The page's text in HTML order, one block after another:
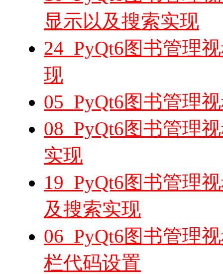
显示以及搜索实现
24_PyQt6图书管理
现
05_PyQt6图书管理
08_PyQt6图书管理
实现
19_PyQt6图书管理
及搜索实现
06_PyQt6图书管理
栏代码设置